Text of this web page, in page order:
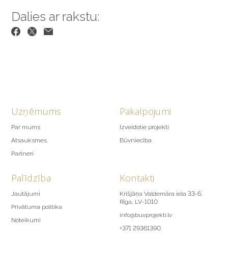
Dalies ar rakstu:
Uzņēmums
Par mums
Atsauksmes
Partneri
Pakalpojumi
Izveidotie projekti
Būvniecība
Palīdzība
Jautājumi
Privātuma politika
Noteikumi
Kontakti
Krišjāņa Valdemāra iela 33-6,
Rīga, LV-1010
info@buvprojekti.lv
+371 29361390